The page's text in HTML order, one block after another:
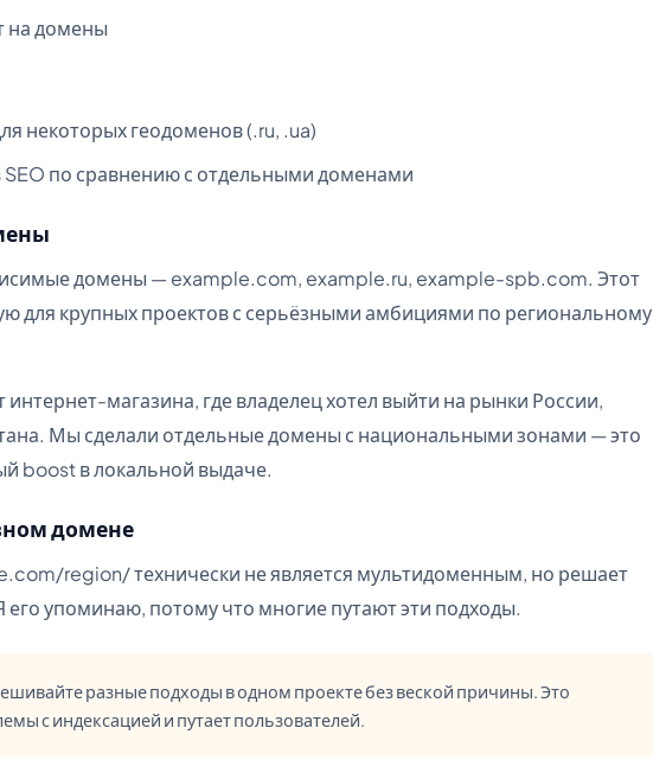
на домены
некоторых геодоменов (.ru, .ua)
по сравнению с отдельными доменами
домены — example.com, example.ru, example-spb.com. Этот
для крупных проектов с серьёзными амбициями по региональному
магазина, где владелец хотел выйти на рынки России,
Мы сделали отдельные домены с национальными зонами — это
boost в локальной выдаче.
домене
region/ технически не является мультидоменным, но решает
его упоминаю, потому что многие путают эти подходы.
разные подходы в одном проекте без веской причины. Это
с индексацией и путает пользователей.